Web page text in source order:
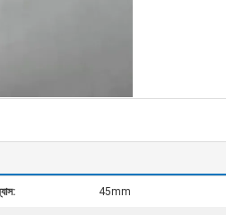
45mm